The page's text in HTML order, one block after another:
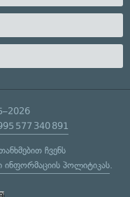
577 340 891
ჩვენს
ინფორმაციის პოლიტიკას.